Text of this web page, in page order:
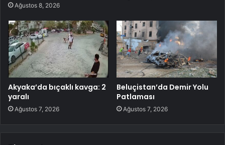
Ağustos 8, 2026
Akyaka’da bıçaklı kavga: 2
yaralı
Ağustos 7, 2026
Beluçistan’da Demir Yolu
Patlaması
Ağustos 7, 2026